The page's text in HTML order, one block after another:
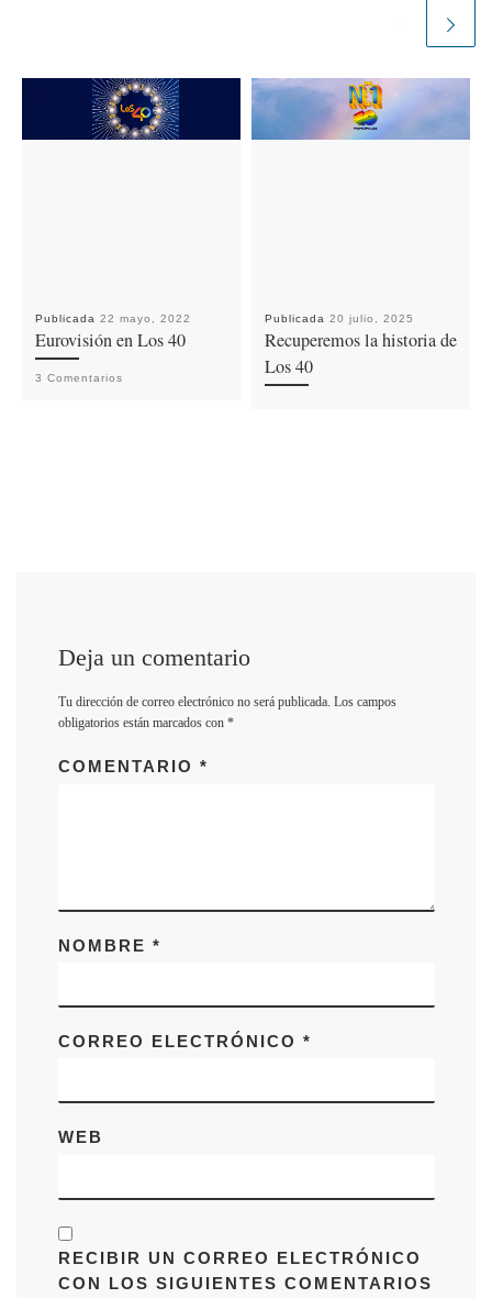
Publicada 22 mayo, 2022
Eurovisión en Los 40
3 Comentarios
Publicada 20 julio, 2025
Recuperemos la historia de
Los 40
Deja un comentario
Tu dirección de correo electrónico no será publicada. Los campos
obligatorios están marcados con *
COMENTARIO *
NOMBRE *
CORREO ELECTRÓNICO *
WEB
RECIBIR UN CORREO ELECTRÓNICO
CON LOS SIGUIENTES COMENTARIOS